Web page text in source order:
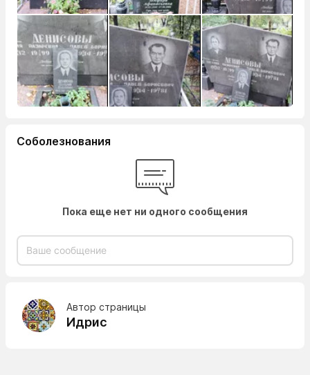
Соболезнования
Пока еще нет ни одного сообщения
Автор страницы
Идрис